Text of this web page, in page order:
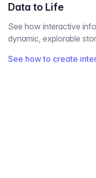
Data to Life
See how interactive
dynamic, explorable
See how to create